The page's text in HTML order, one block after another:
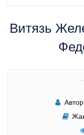
Витязь